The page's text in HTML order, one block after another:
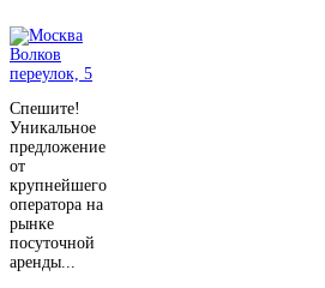
Спешите!
Уникальное
предложение
от
крупнейшего
оператора на
рынке
посуточной
аренды...